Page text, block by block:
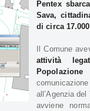
Pentex
Sava,
di circa
Il Comune
attività
Popolazione
all’Agenzia
avviene